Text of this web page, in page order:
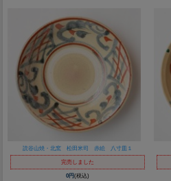
読谷山焼・北窯 松田米司 赤絵 八寸皿１
完売しました
0円(税込)